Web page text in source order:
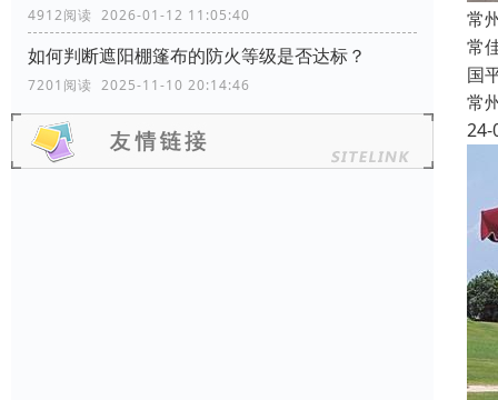
4912阅读 2026-01-12 11:05:40
如何判断遮阳棚篷布的防火等级是否达标？
7201阅读 2025-11-10 20:14:46
常
常
国
常
24-